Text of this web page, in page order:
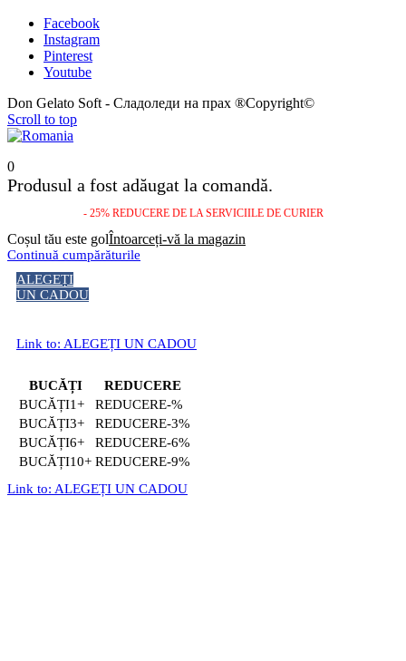
Facebook
Instagram
Pinterest
Youtube
Don Gelato Soft - Сладоледи на прах ®Copyright©
Scroll to top
0
Produsul a fost adăugat la comandă.
- 25% REDUCERE DE LA SERVICIILE DE CURIER
Coșul tău este golÎntoarceți-vă la magazin
Continuă cumpărăturile
ALEGEȚI
UN CADOU
Link to: ALEGEȚI UN CADOU
BUCĂȚI
REDUCERE
1+
-%
3+
-3%
6+
-6%
10+
-9%
Link to: ALEGEȚI UN CADOU